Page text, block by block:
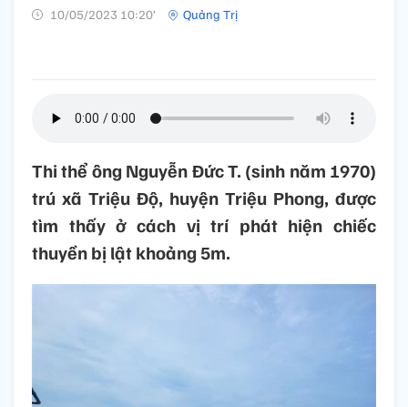
10/05/2023 10:20’ Quảng Trị
Thi thể ông Nguyễn Đức T. (sinh năm 1970)
trú xã Triệu Độ, huyện Triệu Phong, được
tìm thấy ở cách vị trí phát hiện chiếc
thuyền bị lật khoảng 5m.